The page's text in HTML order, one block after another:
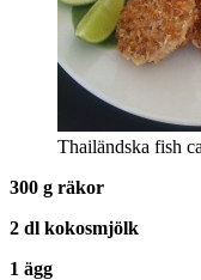
Thailändska fish
300 g räkor
2 dl kokosmjölk
1 ägg